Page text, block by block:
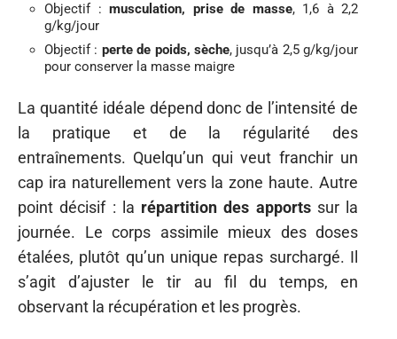
Objectif : musculation, prise de masse, 1,6 à 2,2
g/kg/jour
Objectif : perte de poids, sèche, jusqu’à 2,5 g/kg/jour
pour conserver la masse maigre
La quantité idéale dépend donc de l’intensité de
la pratique et de la régularité des
entraînements. Quelqu’un qui veut franchir un
cap ira naturellement vers la zone haute. Autre
point décisif : la répartition des apportssur la
journée. Le corps assimile mieux des doses
étalées, plutôt qu’un unique repas surchargé. Il
s’agit d’ajuster le tir au fil du temps, en
observant la récupération et les progrès.